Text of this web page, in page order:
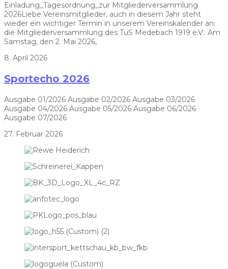
Einladung_Tagesordnung_zur Mitgliederversammlung
2026Liebe Vereinsmitglieder, auch in diesem Jahr steht
wieder ein wichtiger Termin in unserem Vereinskalender an:
die Mitgliederversammlung des TuS Medebach 1919 e.V.. Am
Samstag, den 2. Mai 2026,
8. April 2026
Sportecho 2026
Ausgabe 01/2026 Ausgabe 02/2026 Ausgabe 03/2026
Ausgabe 04/2026 Ausgabe 05/2026 Ausgabe 06/2026
Ausgabe 07/2026
27. Februar 2026